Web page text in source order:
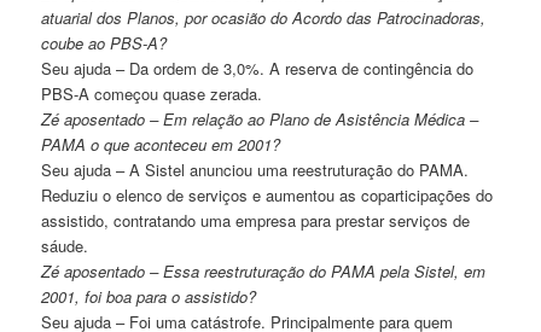
atuarial dos Planos, por ocasião do Acordo das Patrocinadoras,
coube ao PBS-A?
Seu ajuda – Da ordem de 3,0%. A reserva de contingência do
PBS-A começou quase zerada.
Zé aposentado – Em relação ao Plano de Asistência Médica –
PAMA o que aconteceu em 2001?
Seu ajuda – A Sistel anunciou uma reestruturação do PAMA.
Reduziu o elenco de serviços e aumentou as coparticipações do
assistido, contratando uma empresa para prestar serviços de
sáude.
Zé aposentado – Essa reestruturação do PAMA pela Sistel, em
2001, foi boa para o assistido?
Seu ajuda – Foi uma catástrofe. Principalmente para quem